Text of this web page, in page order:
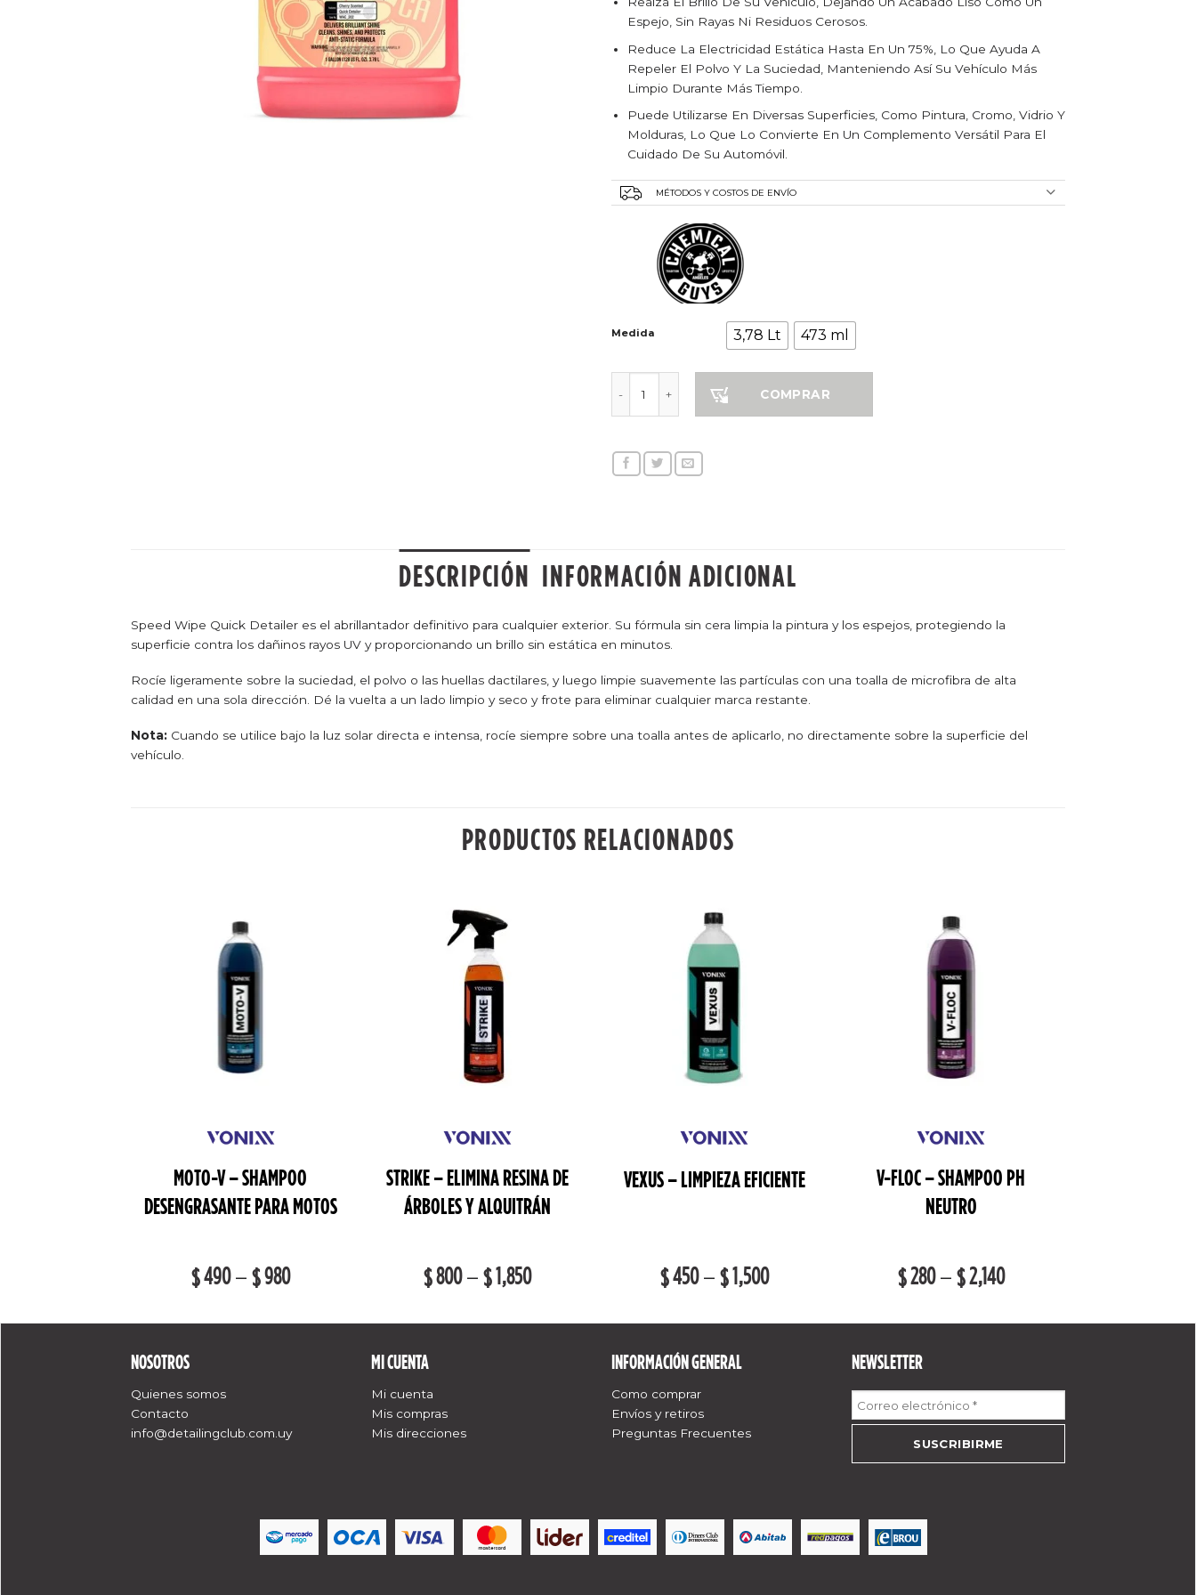
Espejo, Sin Rayas Ni Residuos Cerosos.
Reduce La Electricidad Estática Hasta En Un 75%, Lo Que Ayuda A
Repeler El Polvo Y La Suciedad, Manteniendo Así Su Vehículo Más
Limpio Durante Más Tiempo.
Puede Utilizarse En Diversas Superficies, Como Pintura, Cromo, Vidrio Y
Molduras, Lo Que Lo Convierte En Un Complemento Versátil Para El
Cuidado De Su Automóvil.
MÉTODOS Y COSTOS DE ENVÍO
Medida 3,78 Lt 473 ml
COMPRAR
DESCRIPCIÓN INFORMACIÓN ADICIONAL
Speed ​​Wipe Quick Detailer es el abrillantador definitivo para cualquier exterior. Su fórmula sin cera limpia la pintura y los espejos, protegiendo la
superficie contra los dañinos rayos UV y proporcionando un brillo sin estática en minutos.
Rocíe ligeramente sobre la suciedad, el polvo o las huellas dactilares, y luego limpie suavemente las partículas con una toalla de microfibra de alta
calidad en una sola dirección. Dé la vuelta a un lado limpio y seco y frote para eliminar cualquier marca restante.
Nota: Cuando se utilice bajo la luz solar directa e intensa, rocíe siempre sobre una toalla antes de aplicarlo, no directamente sobre la superficie del
vehículo.
PRODUCTOS RELACIONADOS
MOTO-V – SHAMPOO
DESENGRASANTE PARA MOTOS
$490– $980
STRIKE – ELIMINA RESINA DE
ÁRBOLES Y ALQUITRÁN
$800– $1,850
VEXUS – LIMPIEZA EFICIENTE
$450– $1,500
V-FLOC – SHAMPOO PH
NEUTRO
$280– $2,140
NOSOTROS
Quienes somos
Contacto
info@detailingclub.com.uy
MI CUENTA
Mi cuenta
Mis compras
Mis direcciones
INFORMACIÓN GENERAL
Como comprar
Envíos y retiros
Preguntas Frecuentes
NEWSLETTER